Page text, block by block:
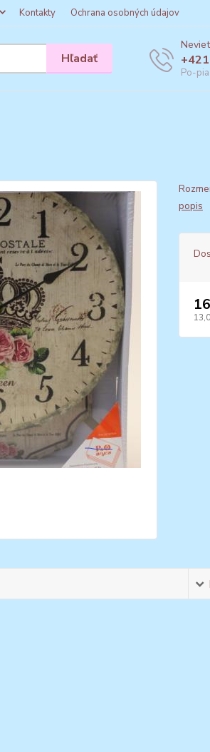
Kontakty Ochrana osobných údajov
Hľadať
Po-
popis